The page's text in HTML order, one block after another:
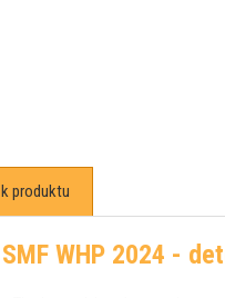
produktu
WHP 2024 -